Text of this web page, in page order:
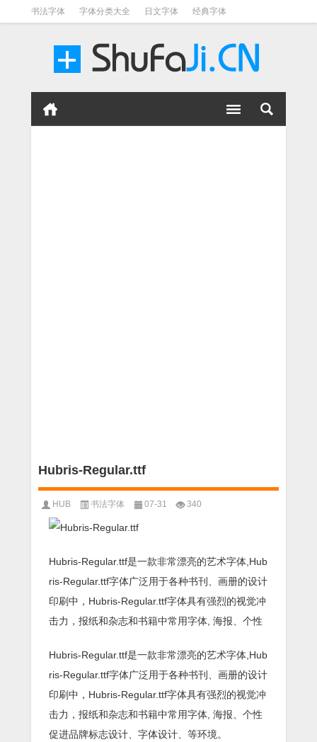
书法字体 字体分类大全 日文字体 经典字体
Hubris-Regular.ttf
HUB 书法字体 07-31 340
Hubris-Regular.ttf是一款非常漂亮的艺术字体,Hub
ris-Regular.ttf字体广泛用于各种书刊、画册的设计
印刷中，Hubris-Regular.ttf字体具有强烈的视觉冲
击力，报纸和杂志和书籍中常用字体, 海报、个性
Hubris-Regular.ttf是一款非常漂亮的艺术字体,Hub
ris-Regular.ttf字体广泛用于各种书刊、画册的设计
印刷中，Hubris-Regular.ttf字体具有强烈的视觉冲
击力，报纸和杂志和书籍中常用字体, 海报、个性
促进品牌标志设计、字体设计、等环境。